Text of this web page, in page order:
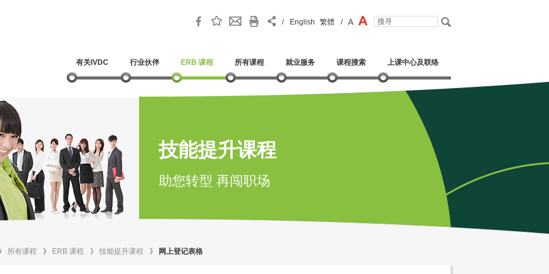
/ English 繁體 /
有关IVDC 行业伙伴 ERB 课程 所有课程 就业服务 课程搜索 上课中心及联络
技能提升课程
助您转型 再闯职场
所有课程 》 ERB 课程 》 技能提升课程 》 网上登记表格